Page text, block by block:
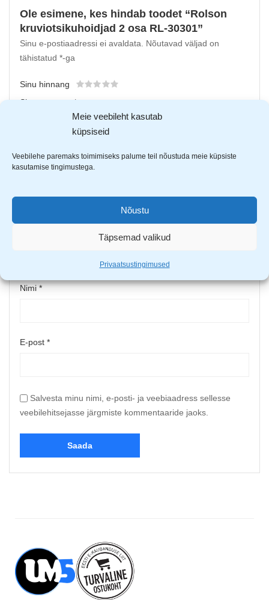
Meie veebileht kasutab
küpsiseid
Veebilehe paremaks toimimiseks palume teil nõustuda meie küpsiste
kasutamise tingimustega.
Nõustu
Täpsemad valikud
Privaatsustingimused
Ole esimene, kes hindab toodet “Rolson
kruviotsikuhoidjad 2 osa RL-30301”
Sinu e-postiaadressi ei avaldata.
Nõutavad väljad on
tähistatud *-ga
Sinu hinnang
Sinu arvustus
*
Upload up to 5 images or videos
Nimi*
E-post *
Salvesta minu nimi, e-posti- ja veebiaadress sellesse
veebilehitsejasse järgmiste kommentaaride jaoks.